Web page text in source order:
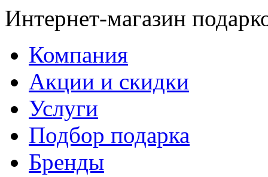
Интернет-магазин
Компания
Акции и скидки
Услуги
Подбор подарка
Бренды